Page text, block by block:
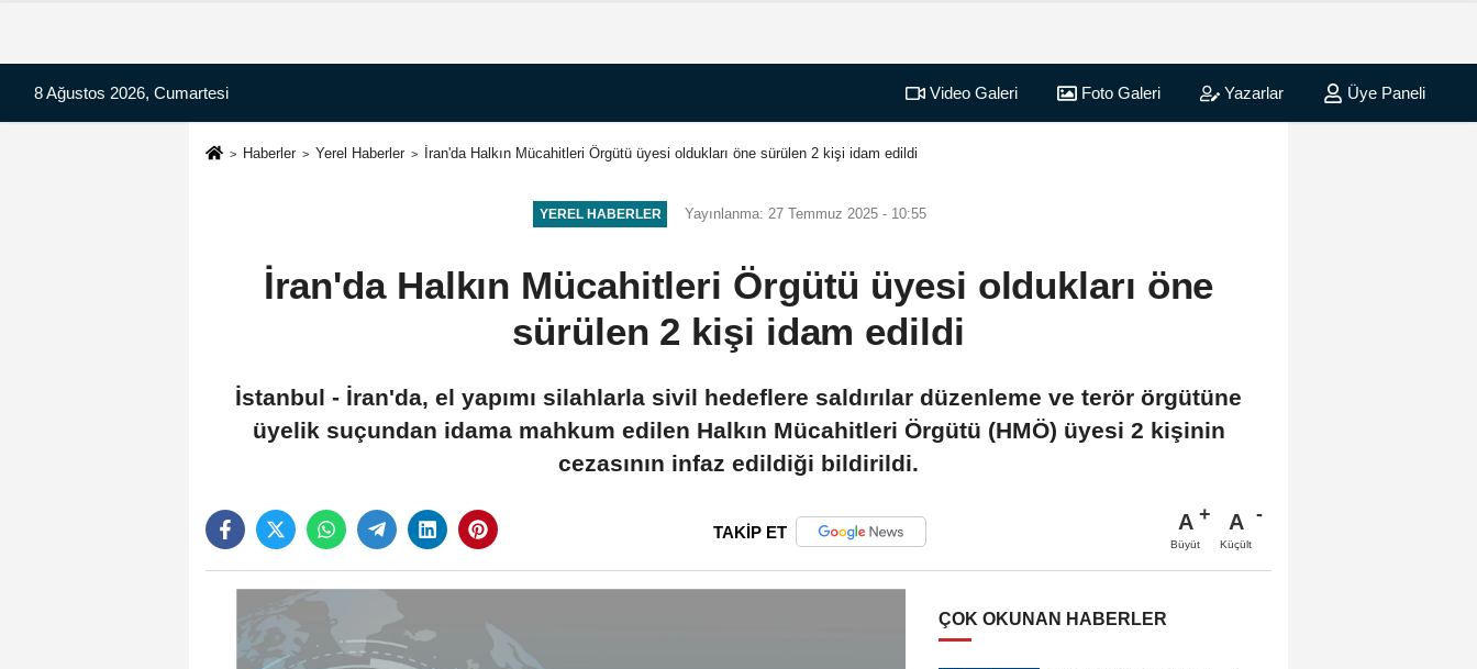
8 Ağustos 2026, Cumartesi Video Galeri Foto Galeri Yazarlar Üye Paneli
Haberler Yerel Haberler İran'da Halkın Mücahitleri Örgütü üyesi oldukları öne sürülen 2 kişi idam edildi
YEREL HABERLER Yayınlanma: 27 Temmuz 2025 - 10:55
İran'da Halkın Mücahitleri Örgütü üyesi oldukları öne
sürülen 2 kişi idam edildi
İstanbul - İran'da, el yapımı silahlarla sivil hedeflere saldırılar düzenleme ve terör örgütüne
üyelik suçundan idama mahkum edilen Halkın Mücahitleri Örgütü (HMÖ) üyesi 2 kişinin
cezasının infaz edildiği bildirildi.
TAKİP ET A
Büyüt
A
Küçült
ÇOK OKUNAN HABERLER